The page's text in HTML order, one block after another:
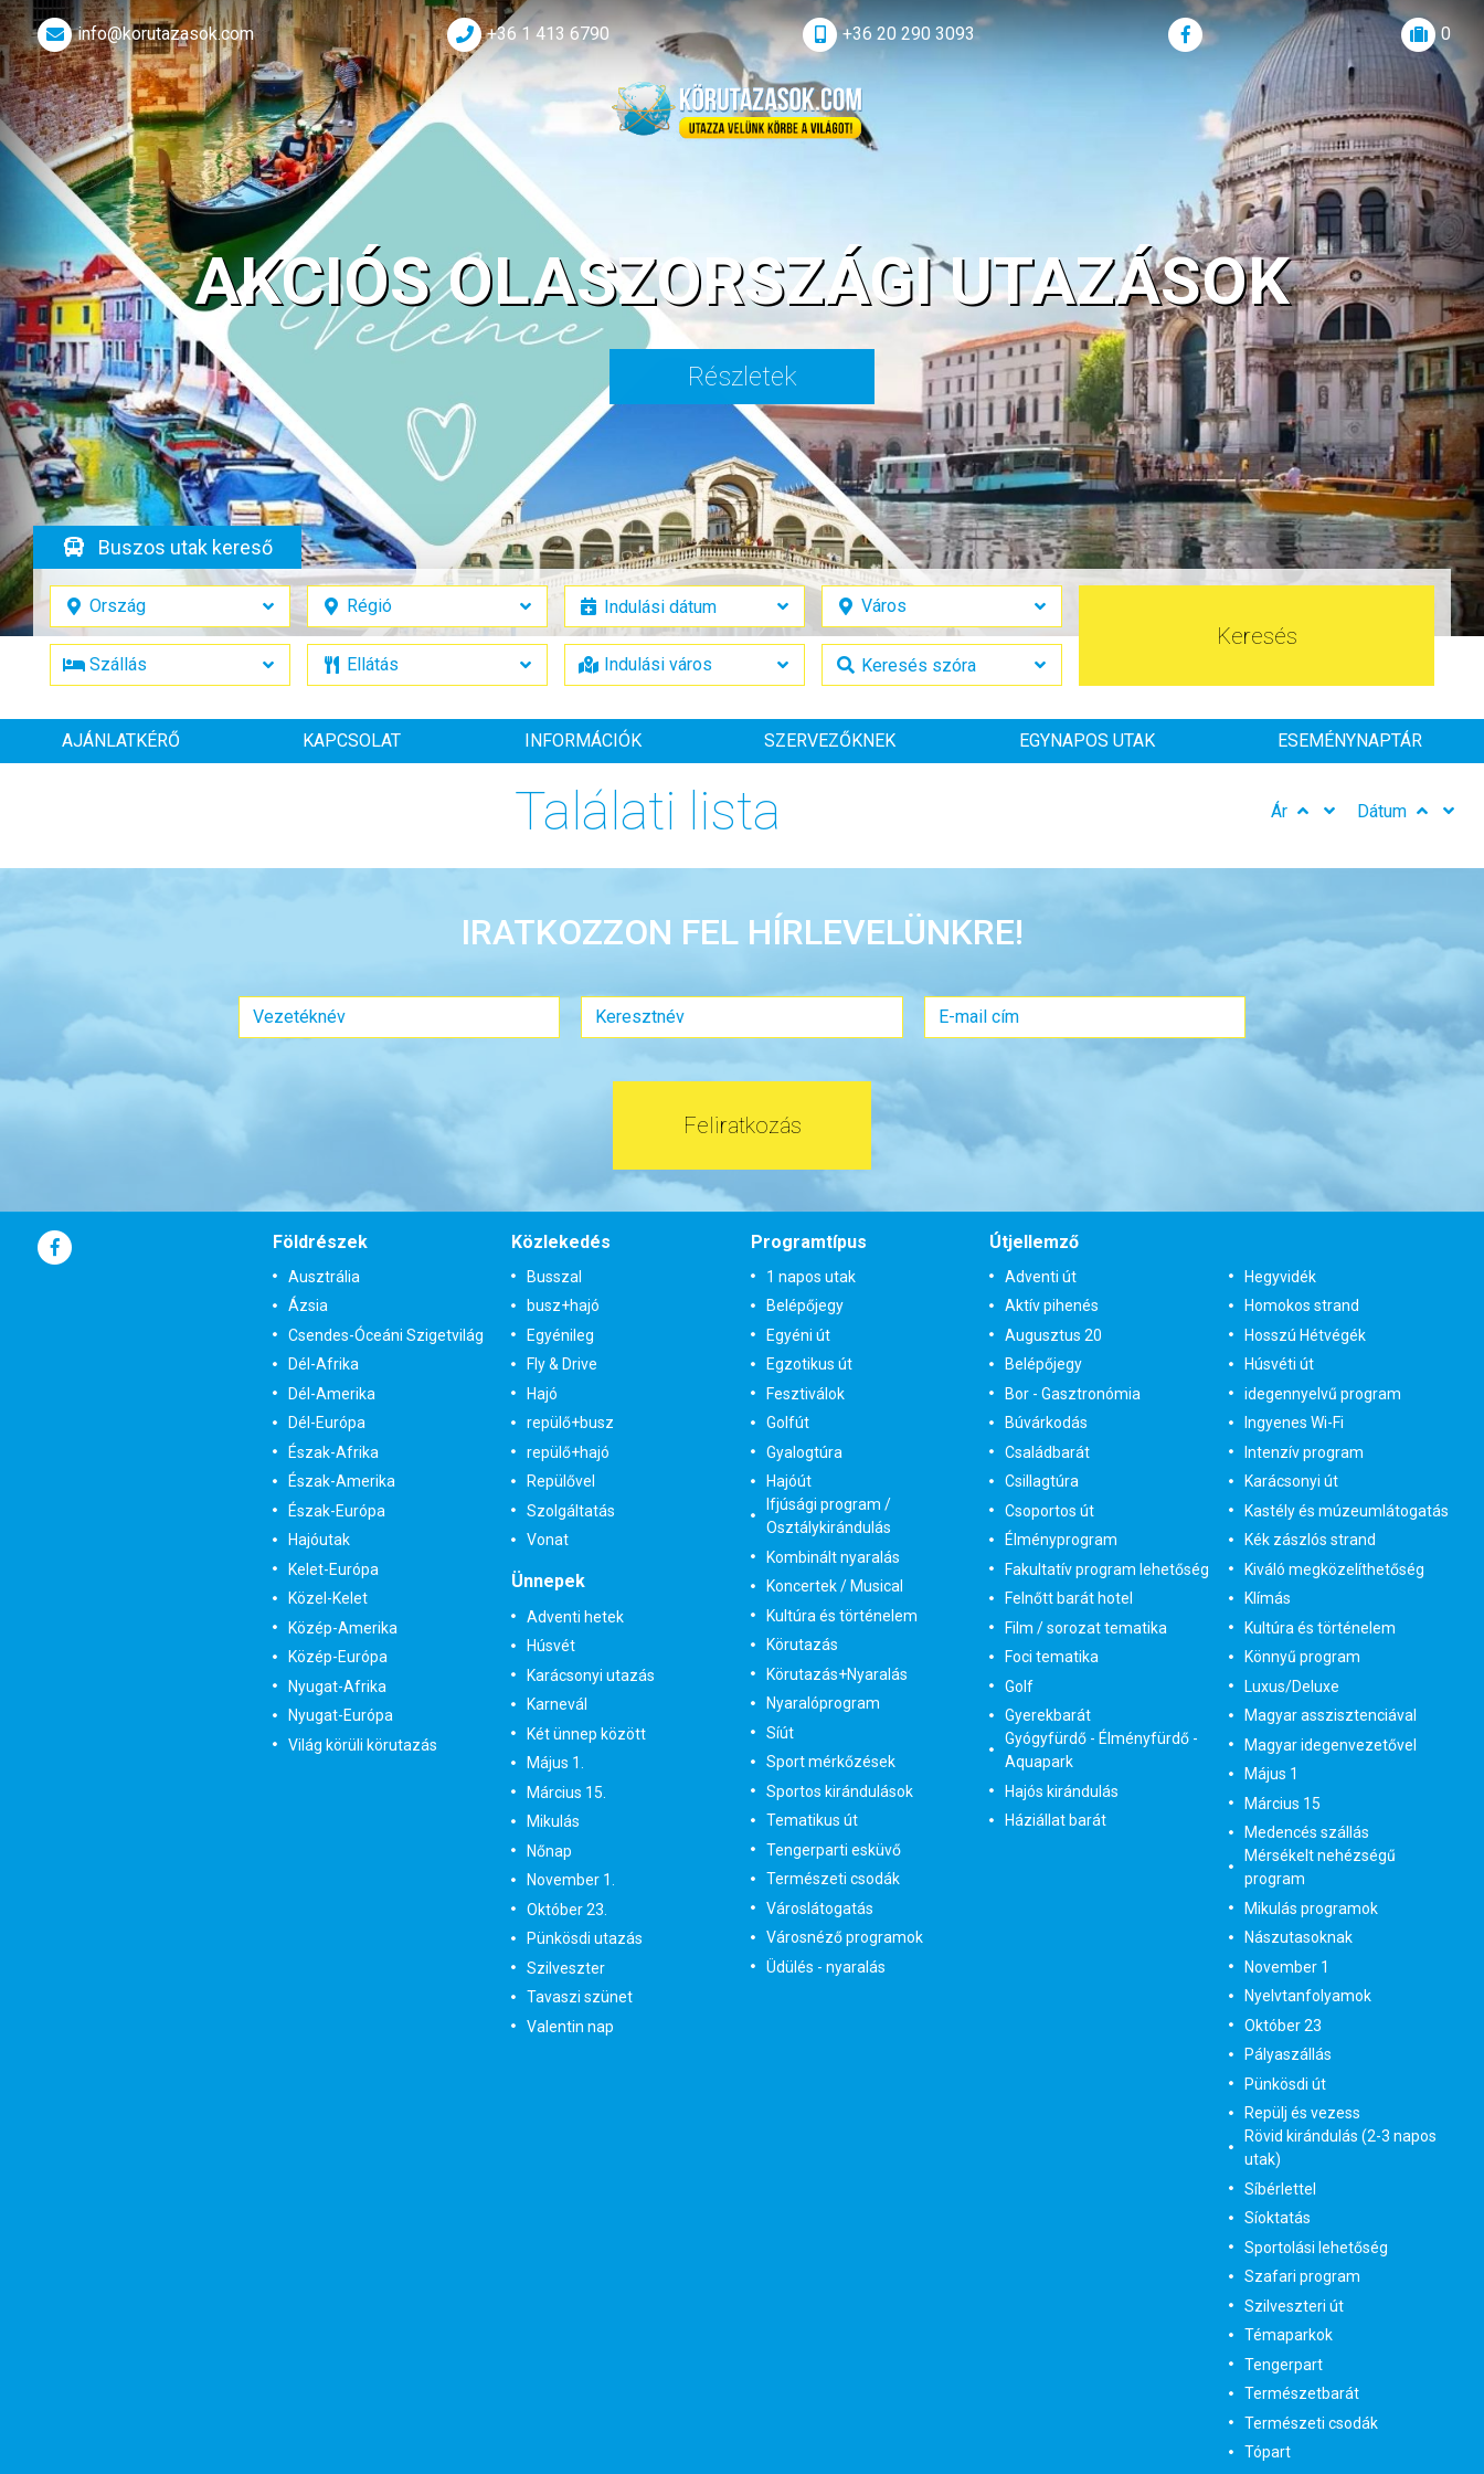
info@korutazasok.com +36 1 413 6790 +36 20 290 3093 0
AKCIÓS OLASZORSZÁGI UTAZÁSOK
Részletek
Buszos utak kereső
Keresés
AJÁNLATKÉRŐ KAPCSOLAT INFORMÁCIÓK SZERVEZŐKNEK EGYNAPOS UTAK ESEMÉNYNAPTÁR
Találati lista Ár Dátum
IRATKOZZON FEL HÍRLEVELÜNKRE!
Feliratkozás
Földrészek
Ausztrália
Ázsia
Csendes-Óceáni Szigetvilág
Dél-Afrika
Dél-Amerika
Dél-Európa
Észak-Afrika
Észak-Amerika
Észak-Európa
Hajóutak
Kelet-Európa
Közel-Kelet
Közép-Amerika
Közép-Európa
Nyugat-Afrika
Nyugat-Európa
Világ körüli körutazás
Közlekedés
Busszal
busz+hajó
Egyénileg
Fly & Drive
Hajó
repülő+busz
repülő+hajó
Repülővel
Szolgáltatás
Vonat
Ünnepek
Adventi hetek
Húsvét
Karácsonyi utazás
Karnevál
Két ünnep között
Május 1.
Március 15.
Mikulás
Nőnap
November 1.
Október 23.
Pünkösdi utazás
Szilveszter
Tavaszi szünet
Valentin nap
Programtípus
1 napos utak
Belépőjegy
Egyéni út
Egzotikus út
Fesztiválok
Golfút
Gyalogtúra
Hajóút
Ifjúsági program /
Osztálykirándulás
Kombinált nyaralás
Koncertek / Musical
Kultúra és történelem
Körutazás
Körutazás+Nyaralás
Nyaralóprogram
Síút
Sport mérkőzések
Sportos kirándulások
Tematikus út
Tengerparti esküvő
Természeti csodák
Városlátogatás
Városnéző programok
Üdülés - nyaralás
Útjellemző
Adventi út
Aktív pihenés
Augusztus 20
Belépőjegy
Bor - Gasztronómia
Búvárkodás
Családbarát
Csillagtúra
Csoportos út
Élményprogram
Fakultatív program lehetőség
Felnőtt barát hotel
Film / sorozat tematika
Foci tematika
Golf
Gyerekbarát
Gyógyfürdő - Élményfürdő -
Aquapark
Hajós kirándulás
Háziállat barát
Hegyvidék
Homokos strand
Hosszú Hétvégék
Húsvéti út
idegennyelvű program
Ingyenes Wi-Fi
Intenzív program
Karácsonyi út
Kastély és múzeumlátogatás
Kék zászlós strand
Kiváló megközelíthetőség
Klímás
Kultúra és történelem
Könnyű program
Luxus/Deluxe
Magyar asszisztenciával
Magyar idegenvezetővel
Május 1
Március 15
Medencés szállás
Mérsékelt nehézségű
program
Mikulás programok
Nászutasoknak
November 1
Nyelvtanfolyamok
Október 23
Pályaszállás
Pünkösdi út
Repülj és vezess
Rövid kirándulás (2-3 napos
utak)
Síbérlettel
Síoktatás
Sportolási lehetőség
Szafari program
Szilveszteri út
Témaparkok
Tengerpart
Természetbarát
Természeti csodák
Tópart